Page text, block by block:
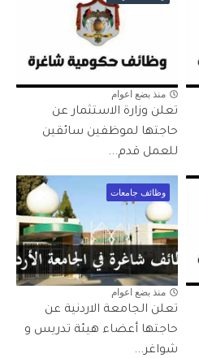
منذ بضع اعوام
تعلن وزارة الاستثمار عن
حاجتها لموظفين سائقين
للعمل قدم...
وظائف جامعات
منذ بضع اعوام
تعلن الجامعة الاردنية عن
حاجتها أعضاء هيئة تدريس و
شواغر...